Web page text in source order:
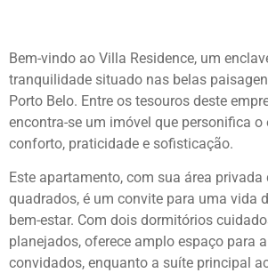
Bem-vindo ao Villa Residence, um
tranquilidade situado nas belas
Porto Belo. Entre os tesouros deste
encontra-se um imóvel que personifica o
conforto, praticidade e sofisticação.
Este apartamento, com sua área privada
quadrados, é um convite para uma vida
bem-estar. Com dois dormitórios
planejados, oferece amplo espaço para
convidados, enquanto a suíte principal